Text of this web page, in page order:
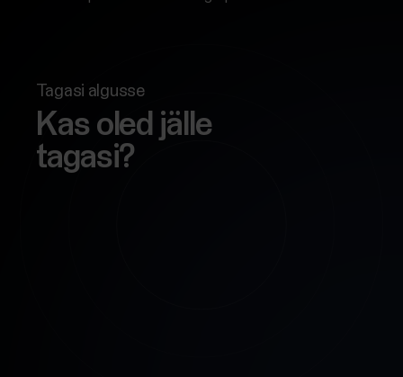
Tagasi algusse
Kas oled jälle
tagasi?